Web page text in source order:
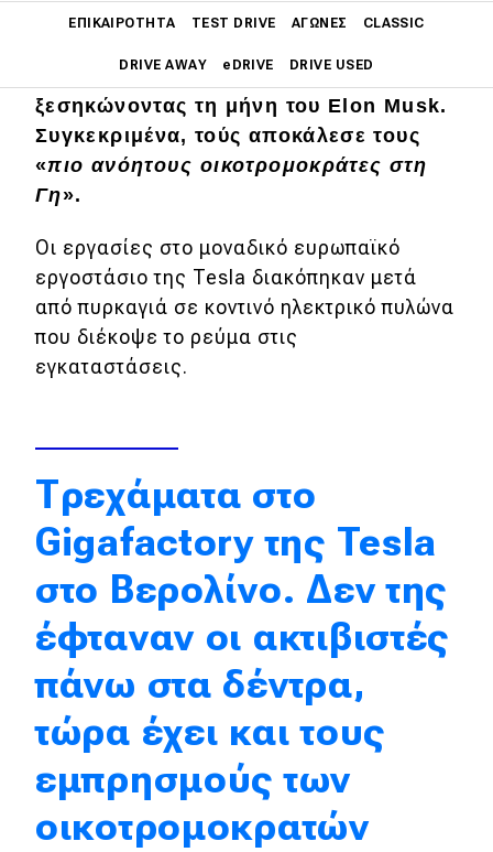
ΕΠΙΚΑΙΡΌΤΗΤΑ TEST DRIVE ΑΓΏΝΕΣ CLASSIC
DRIVE AWAY eDRIVE DRIVE USED
Main navigation
Επικαιρότητα
Νέα μοντέλα
Πρωτότυπα
Ελλάδα
Κόσμος
Τεχνολογία
Αγορά
Απόψεις
Test Drive
Δοκιμή
Αποστολή
Συγκρίνουμε
Αγώνες
Formula 1
Volcano Group» έχει αναλάβει την
εργοστάσιο της Tesla στο Βερολίνο,
ξεσηκώνοντας τη μήνη του Elon Musk.
Συγκεκριμένα, τούς αποκάλεσε τους
«πιο ανόητους οικοτρομοκράτες στη
Γη».
Οι εργασίες στο μοναδικό ευρωπαϊκό
εργοστάσιο της Tesla διακόπηκαν μετά
από πυρκαγιά σε κοντινό ηλεκτρικό πυλώνα
που διέκοψε το ρεύμα στις
εγκαταστάσεις.
Τρεχάματα στο
Gigafactory της Tesla
στο Βερολίνο. Δεν της
έφταναν οι ακτιβιστές
πάνω στα δέντρα,
τώρα έχει και τους
εμπρησμούς των
οικοτρομοκρατών